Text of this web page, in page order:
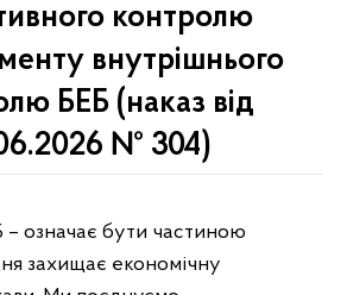
контролю
внутрішнього
БЕБ (наказ від
№ 304)
означає бути частиною
захищає економічну